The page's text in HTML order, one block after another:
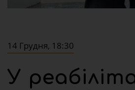
14 Грудня, 18:30
У